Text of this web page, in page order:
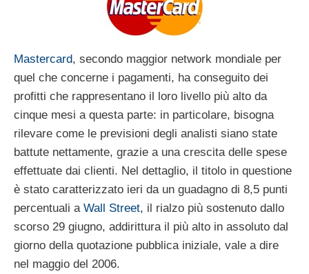
Mastercard, secondo maggior network mondiale per
quel che concerne i pagamenti, ha conseguito dei
profitti che rappresentano il loro livello più alto da
cinque mesi a questa parte: in particolare, bisogna
rilevare come le previsioni degli analisti siano state
battute nettamente, grazie a una crescita delle spese
effettuate dai clienti. Nel dettaglio, il titolo in questione
è stato caratterizzato ieri da un guadagno di 8,5 punti
percentuali a Wall Street, il rialzo più sostenuto dallo
scorso 29 giugno, addirittura il più alto in assoluto dal
giorno della quotazione pubblica iniziale, vale a dire
nel maggio del 2006.